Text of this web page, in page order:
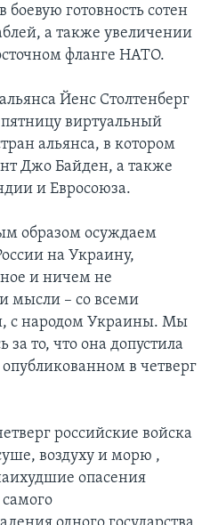
готовность сотен
а также увеличении
фланге НАТО.
Йенс Столтенберг
виртуальный
альянса, в котором
Джо Байден, а также
и Евросоюза.
образом осуждаем
на Украину,
и ничем не
мысли – со всеми
с народом Украины. Мы
то, что она допустила
опубликованном в четверг
российские войска
воздуху и морю ,
опасения
самого